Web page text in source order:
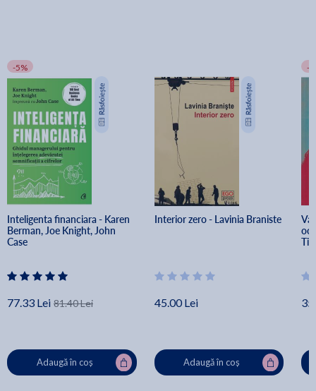
-5%
Inteligenta financiara - Karen
Berman, Joe Knight, John
Case
77.33 Lei 81.40 Lei
Adaugă în coș
Interior zero - Lavinia Braniste
45.00 Lei
Adaugă în coș
-